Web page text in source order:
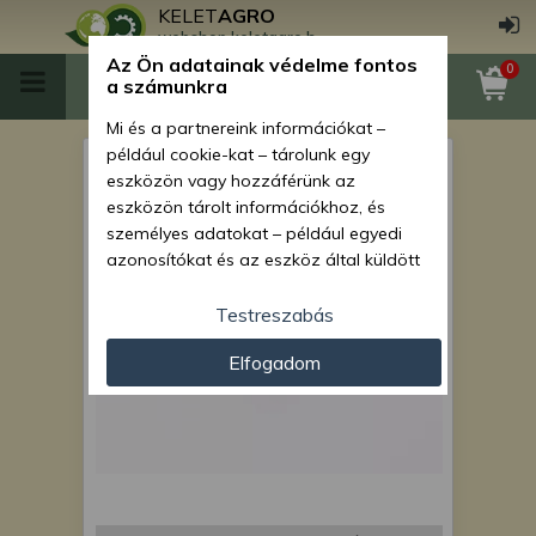
KELETAGRO
webshop.keletagro.hu
0
MTZ fékszerkezet golyó
Az Ön adatainak védelme fontos
a számunkra
Mi és a partnereink információkat –
például cookie-kat – tárolunk egy
eszközön vagy hozzáférünk az
eszközön tárolt információkhoz, és
személyes adatokat – például egyedi
azonosítókat és az eszköz által küldött
személyre szabott hirdetések és
tartalom nyújtásához, hirdetés- és
tartalomméréshez, nézettségi adatok
gyűjtéséhez, valamint termékek
Testreszabás
Elfogadom